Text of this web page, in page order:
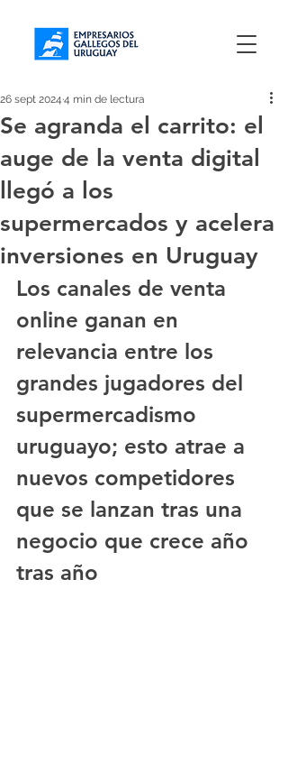
Se agranda el carrito: el
auge de la venta digital
llegó a los
supermercados y acelera
inversiones en Uruguay
26 sept 2024 4 min de lectura
Los canales de venta
online ganan en
relevancia entre los
grandes jugadores del
supermercadismo
uruguayo; esto atrae a
nuevos competidores
que se lanzan tras una
negocio que crece año
tras año